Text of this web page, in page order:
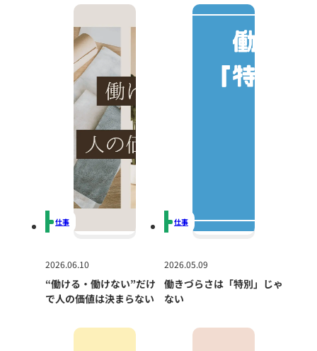
2026.06.10
“働ける・働けない”だけ
で人の価値は決まらない
仕事
2026.05.09
働きづらさは「特別」じゃ
ない
仕事